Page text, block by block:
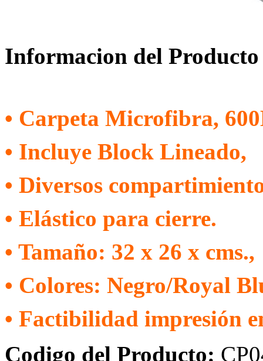
Informacion del Producto
• Carpeta Microfibra,
• Incluye Block Lineado,
• Diversos
• Elástico para cierre.
• Tamaño: 32 x 26 x cms.,
• Colores: Negro/Royal
• Factibilidad impresión
Codigo del Producto: